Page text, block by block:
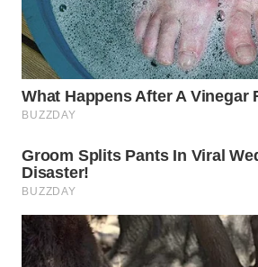
UTARA
WN
SAMOSIR
WN
LAWAS
SUMEDANG